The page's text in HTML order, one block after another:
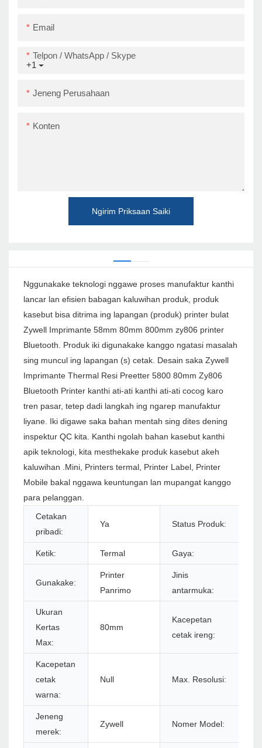
Email
+1
Telpon / WhatsApp / Skype
Jeneng Perusahaan
Konten
Ngirim Priksaan Saiki
Nggunakake teknologi nggawe proses manufaktur kanthi
lancar lan efisien babagan kaluwihan produk, produk
kasebut bisa ditrima ing lapangan (produk) printer bulat
Zywell Imprimante 58mm 80mm 800mm zy806 printer
Bluetooth. Produk iki digunakake kanggo ngatasi masalah
sing muncul ing lapangan (s) cetak. Desain saka Zywell
Imprimante Thermal Resi Preetter 5800 80mm Zy806
Bluetooth Printer kanthi ati-ati kanthi ati-ati cocog karo
tren pasar, tetep dadi langkah ing ngarep manufaktur
liyane. Iki digawe saka bahan mentah sing dites dening
inspektur QC kita. Kanthi ngolah bahan kasebut kanthi
apik teknologi, kita mesthekake produk kasebut akeh
kaluwihan .Mini, Printers termal, Printer Label, Printer
Mobile bakal nggawa keuntungan lan mupangat kanggo
para pelanggan.
Cetakan
pribadi:
Ya Status Produk:
Ketik: Termal Gaya:
Gunakake:
Printer
Panrimo
Jinis
antarmuka:
Ukuran
Kertas
Max:
80mm
Kacepetan
cetak ireng:
Kacepetan
cetak
warna:
Null Max. Resolusi:
Jeneng
merek:
Zywell Nomer Model: